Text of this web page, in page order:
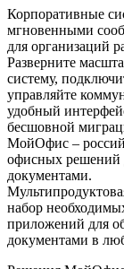
Корпоративные
мгновенными
для организаций
Разверните
систему,
управляйте
удобный
бесшовной
МойОфис –
офисных решений
документами.
набор
приложений для
документами в